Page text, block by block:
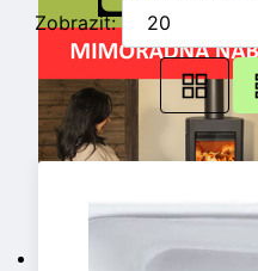
Zobrazit: